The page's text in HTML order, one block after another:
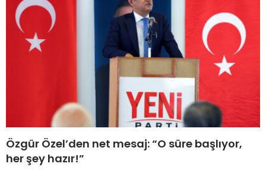
Özgür Özel’den net mesaj: “O süre başlıyor,
her şey hazır!”